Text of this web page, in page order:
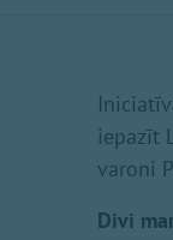
iepazīt
varoni
Divi